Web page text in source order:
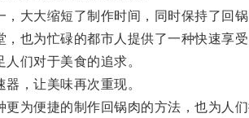
大缩短了制作时间，同时保持了回锅
为忙碌的都市人提供了一种快速享受
们对于美食的追求。
，让美味再次重现。
便捷的制作回锅肉的方法，也为人们